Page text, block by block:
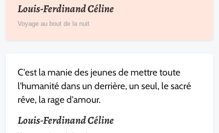
Louis-Ferdinand Céline
Voyage au bout de la nuit
C'est la manie des jeunes de mettre toute
l'humanité dans un derrière, un seul, le sacré
rêve, la rage d'amour.
Louis-Ferdinand Céline